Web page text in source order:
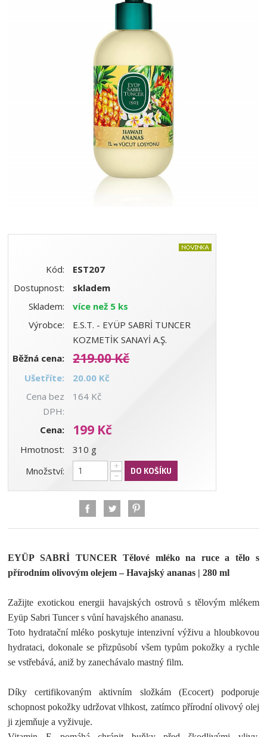
Kód:
EST207
Dostupnost:
skladem
Skladem:
více než 5 ks
Výrobce:
E.S.T. - EYÜP SABRİ TUNCER
KOZMETİK SANAYİ A.Ş.
Běžná cena:
219.00 Kč
Ušetříte:
20.00 Kč
Cena bez
DPH:
164 Kč
Cena: 199 Kč
Hmotnost:
310 g
Množství:
+
−
DO KOŠÍKU
EYÜP SABRİ TUNCER Tělové mléko na ruce a tělo s
přírodním olivovým olejem – Havajský ananas | 280 ml
Zažijte exotickou energii havajských ostrovů s tělovým mlékem
Eyüp Sabri Tuncer s vůní havajského ananasu.
Toto hydratační mléko poskytuje intenzivní výživu a hloubkovou
hydrataci, dokonale se přizpůsobí všem typům pokožky a rychle
se vstřebává, aniž by zanechávalo mastný film.
Díky certifikovaným aktivním složkám (Ecocert) podporuje
schopnost pokožky udržovat vlhkost, zatímco přírodní olivový olej
ji zjemňuje a vyživuje.